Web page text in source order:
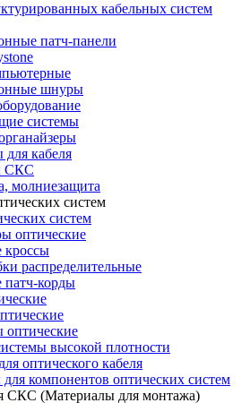
кабельных систем
патч-панели
шнуры
системы
кабеля
СКС
молниезащита
систем
оптические
кроссы
распределительные
патч-корды
оптические
высокой плотности
оптического кабеля
компонентов оптических систем